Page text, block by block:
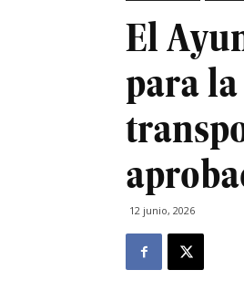
El
para
12 junio, 2026